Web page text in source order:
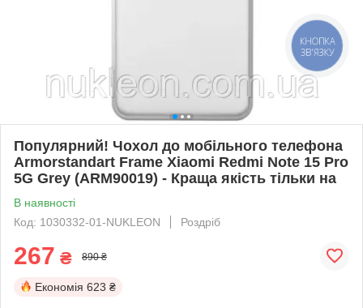
Популярний! Чохол до мобільного телефона
Armorstandart Frame Xiaomi Redmi Note 15 Pro
5G Grey (ARM90019) - Краща якість тільки на
В наявності
Код: 1030332-01-NUKLEON
Роздріб
267 ₴ 890 ₴
Економія 623 ₴
КНОПКА
ЗВ'ЯЗКУ